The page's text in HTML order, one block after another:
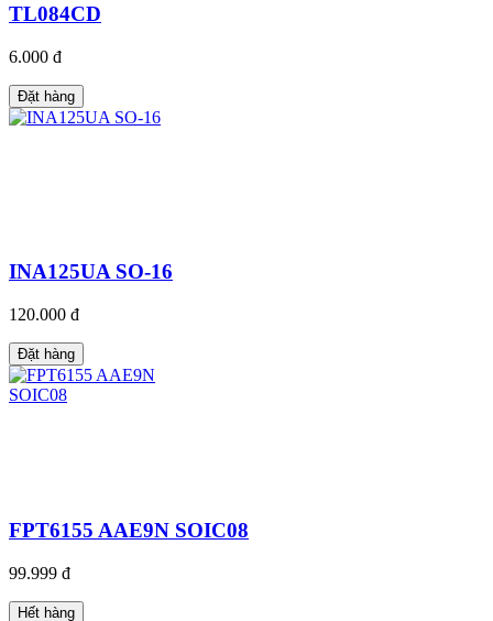
TL084CD
6.000 đ
Đặt hàng
INA125UA SO-16
120.000 đ
Đặt hàng
FPT6155 AAE9N SOIC08
99.999 đ
Hết hàng